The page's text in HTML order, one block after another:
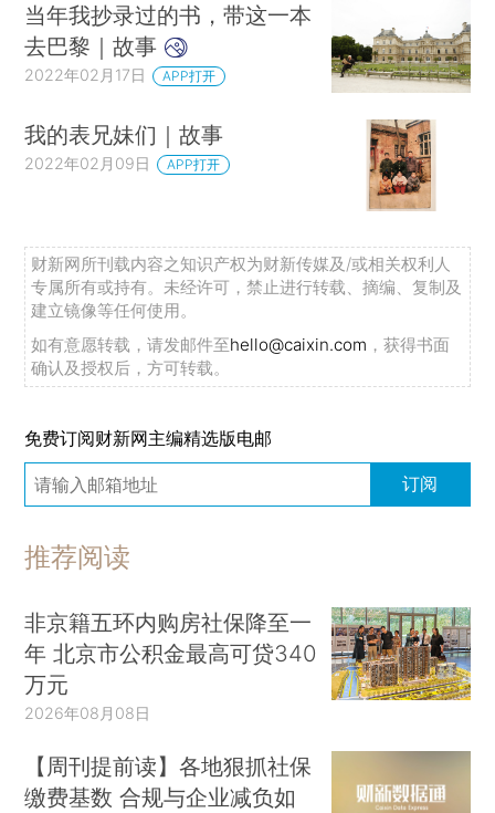
当年我抄录过的书，带这一本
去巴黎｜故事
2022年02月17日 APP打开
我的表兄妹们｜故事
2022年02月09日 APP打开
财新网所刊载内容之知识产权为财新传媒及/或相关权利人
专属所有或持有。未经许可，禁止进行转载、摘编、复制及
建立镜像等任何使用。
如有意愿转载，请发邮件至hello@caixin.com ，获得书面
确认及授权后，方可转载。
免费订阅财新网主编精选版电邮
订阅
推荐阅读
非京籍五环内购房社保降至一
年 北京市公积金最高可贷340
万元
2026年08月08日
【周刊提前读】各地狠抓社保
缴费基数 合规与企业减负如